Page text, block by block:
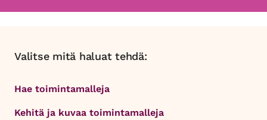
Valitse mitä haluat tehdä:
Hae toimintamalleja
Kehitä ja kuvaa toimintamalleja